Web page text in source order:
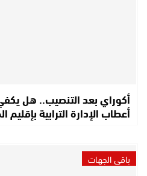
أكوراي بعد التنصيب.. هل
أعطاب الإدارة الترابية بإقليم
باقي الجهات